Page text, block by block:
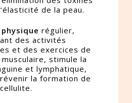
de la peau.
régulier,
des activités
et des exercices de
stimule la
et lymphatique,
la formation de
cellulite.